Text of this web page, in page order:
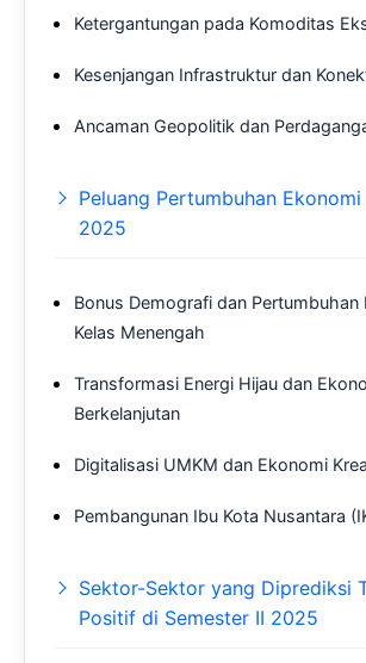
Ketergantungan pada Komoditas
Kesenjangan Infrastruktur dan
Ancaman Geopolitik dan
Peluang Pertumbuhan
2025
Bonus Demografi dan Pertumbuhan
Kelas Menengah
Transformasi Energi Hijau dan
Berkelanjutan
Digitalisasi UMKM dan Ekonomi
Pembangunan Ibu Kota Nusantara
Sektor-Sektor yang Diprediksi
Positif di Semester II 2025